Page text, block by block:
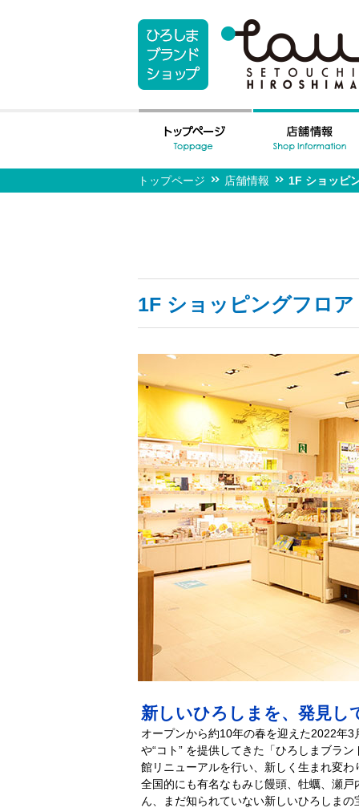
トップページ 店舗情報 1F ショッピ
1F ショッピングフロ
新しいひろしまを、発見し
オープンから約10年の春を迎えた2022年3
や“コト” を提供してきた「ひろしまブラ
館リニューアルを行い、新しく生まれ変わ
全国的にも有名なもみじ饅頭、牡蠣、瀬戸
ん、まだ知られていない新しいひろしま